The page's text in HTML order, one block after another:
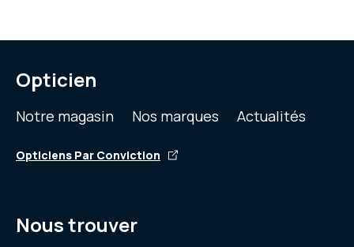
Opticien
Notre magasin Nos marques Actualités
Opticiens Par Conviction
Nous trouver